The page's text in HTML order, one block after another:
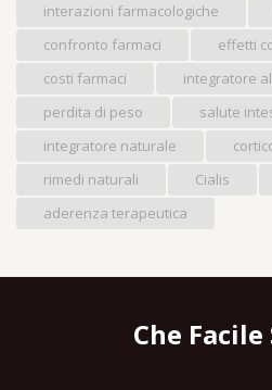
interazioni farmacologiche
confronto farmaci
effetti
costi farmaci
integratore
perdita di peso
salute
integratore naturale
rimedi naturali
Cialis
aderenza terapeutica
Che